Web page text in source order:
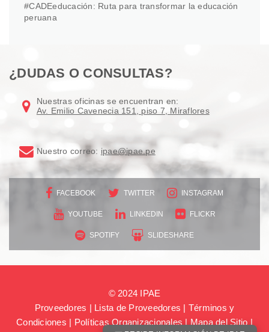
#CADEeducación: Ruta para transformar la educación
peruana
¿DUDAS O CONSULTAS?
Nuestras oficinas se encuentran en:
Av. Emilio Cavenecia 151, piso 7, Miraflores
Nuestro correo: ipae@ipae.pe
FACEBOOK TWITTER INSTAGRAM
YOUTUBE LINKEDIN FLICKR
SPOTIFY SLIDESHARE
© 2024 IPAE
Proveedores | Lista de Proveedores | Términos y
Condiciones | Políticas Organizacionales | Mapa del Sitio |